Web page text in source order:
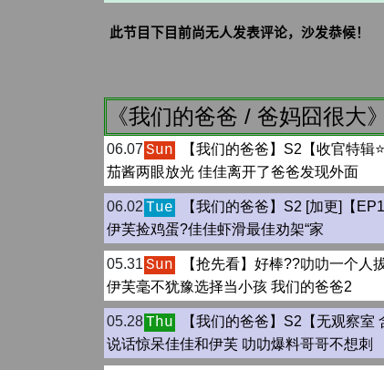
《我们的爸爸 / 爸妈囧很大》
06.07 Sun
【我们的爸爸】S2【收官特辑
茄酱两眼放光 佳佳离开了爸爸发现外面
06.02 Tue
【我们的爸爸】S2 [加更]【
伊芙捡鸡蛋?佳佳虾滑最佳劝架“家
05.31Sun
【抢先看】好棒??叻叻一个人
伊芙毫不犹豫选择当小孩 我们的爸爸2
05.28 Thu
【我们的爸爸】S2【无观察室
说话惊呆佳佳和伊芙 叻叻爆料哥哥不想刺